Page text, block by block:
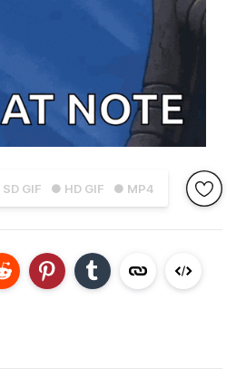
GIF ● HD GIF ● MP4